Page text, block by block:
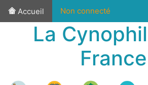
Accueil Non connecté
La
France